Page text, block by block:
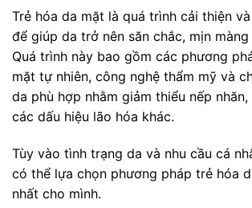
Trẻ hóa da mặt là quá trình cải thiện
để giúp da trở nên săn chắc, mịn
Quá trình này bao gồm các phương
mặt tự nhiên, công nghệ thẩm mỹ và
da phù hợp nhằm giảm thiểu nếp nhăn,
các dấu hiệu lão hóa khác.
Tùy vào tình trạng da và nhu cầu cá
có thể lựa chọn phương pháp trẻ hóa
nhất cho mình.